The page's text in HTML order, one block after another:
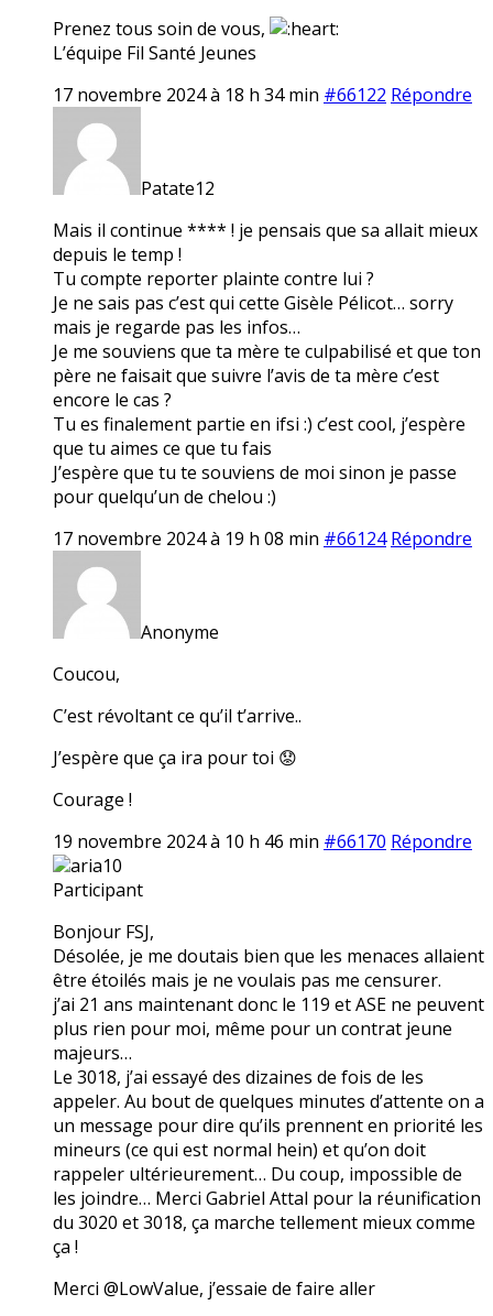
Prenez tous soin de vous,
L’équipe Fil Santé Jeunes
17 novembre 2024 à 18 h 34 min #66122 Répondre
Patate12
Mais il continue **** ! je pensais que sa allait mieux
depuis le temp !
Tu compte reporter plainte contre lui ?
Je ne sais pas c’est qui cette Gisèle Pélicot… sorry
mais je regarde pas les infos…
Je me souviens que ta mère te culpabilisé et que ton
père ne faisait que suivre l’avis de ta mère c’est
encore le cas ?
Tu es finalement partie en ifsi :) c’est cool, j’espère
que tu aimes ce que tu fais
J’espère que tu te souviens de moi sinon je passe
pour quelqu’un de chelou :)
17 novembre 2024 à 19 h 08 min #66124 Répondre
Anonyme
Coucou,
C’est révoltant ce qu’il t’arrive..
J’espère que ça ira pour toi 😟
Courage !
19 novembre 2024 à 10 h 46 min #66170 Répondre
aria10
Participant
Bonjour FSJ,
Désolée, je me doutais bien que les menaces allaient
être étoilés mais je ne voulais pas me censurer.
j’ai 21 ans maintenant donc le 119 et ASE ne peuvent
plus rien pour moi, même pour un contrat jeune
majeurs…
Le 3018, j’ai essayé des dizaines de fois de les
appeler. Au bout de quelques minutes d’attente on a
un message pour dire qu’ils prennent en priorité les
mineurs (ce qui est normal hein) et qu’on doit
rappeler ultérieurement… Du coup, impossible de
les joindre… Merci Gabriel Attal pour la réunification
du 3020 et 3018, ça marche tellement mieux comme
ça !
Merci @LowValue, j’essaie de faire aller